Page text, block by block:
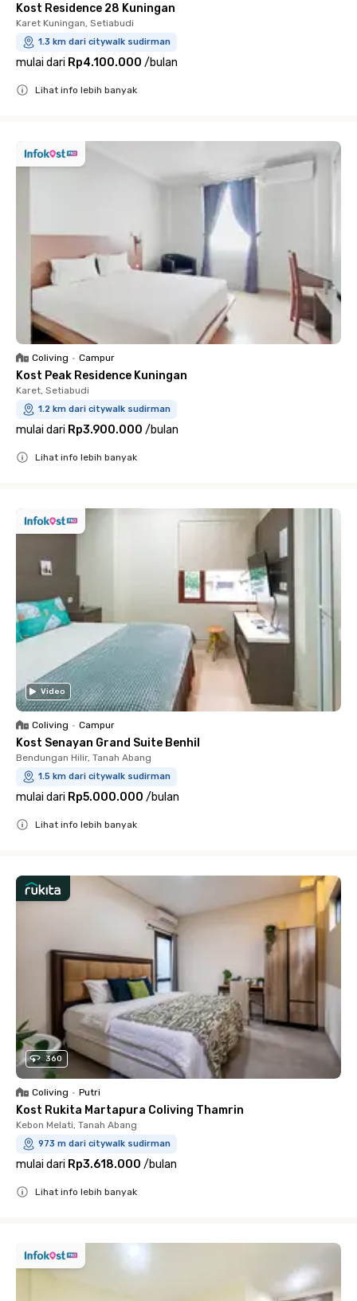
Kost Residence 28 Kuningan
Karet Kuningan, Setiabudi
1.3 km dari citywalk sudirman
mulai dari Rp4.100.000 /bulan
Lihat info lebih banyak
Coliving • Campur
Kost Peak Residence Kuningan
Karet, Setiabudi
1.2 km dari citywalk sudirman
mulai dari Rp3.900.000 /bulan
Lihat info lebih banyak
Video
Coliving • Campur
Kost Senayan Grand Suite Benhil
Bendungan Hilir, Tanah Abang
1.5 km dari citywalk sudirman
mulai dari Rp5.000.000 /bulan
Lihat info lebih banyak
360
Coliving • Putri
Kost Rukita Martapura Coliving Thamrin
Kebon Melati, Tanah Abang
973 m dari citywalk sudirman
mulai dari Rp3.618.000 /bulan
Lihat info lebih banyak